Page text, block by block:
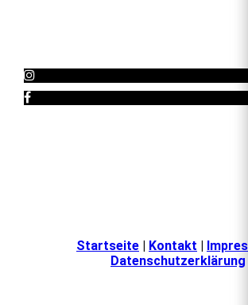
Startseite | Kontakt |
Datenschutzerklärung